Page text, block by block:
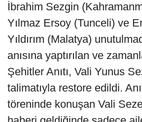
İbrahim Sezgin
Yılmaz Ersoy (Tunceli) ve
Yıldırım (Malatya)
anısına yaptırılan ve
Şehitler Anıtı, Vali Yunus
talimatıyla restore edildi.
töreninde konuşan Vali